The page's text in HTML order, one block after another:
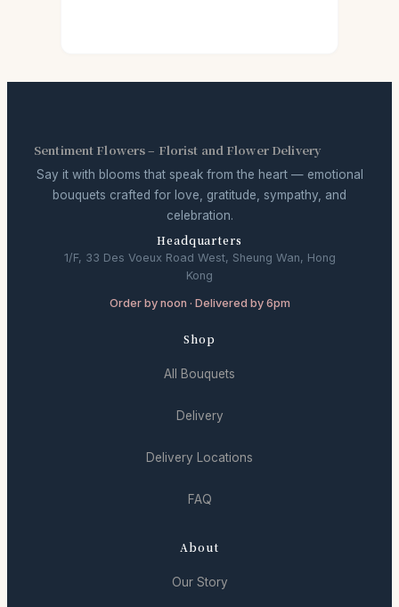
Sentiment Flowers – Florist and Flower Delivery
Say it with blooms that speak from the heart — emotional
bouquets crafted for love, gratitude, sympathy, and
celebration.
Headquarters
1/F, 33 Des Voeux Road West, Sheung Wan, Hong
Kong
Order by noon · Delivered by 6pm
Shop
All Bouquets
Delivery
Delivery Locations
FAQ
About
Our Story